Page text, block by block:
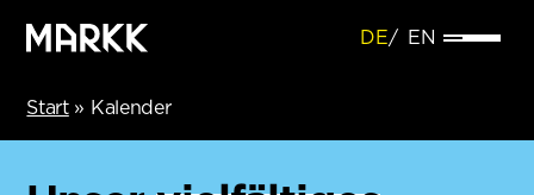
DE EN
Start» Kalender